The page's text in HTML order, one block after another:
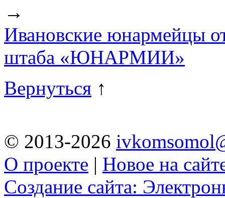
→
Ивановские юнармейцы
штаба «ЮНАРМИИ»
Вернуться ↑
© 2013-2026
О проекте | Новое на
Создание сайта: